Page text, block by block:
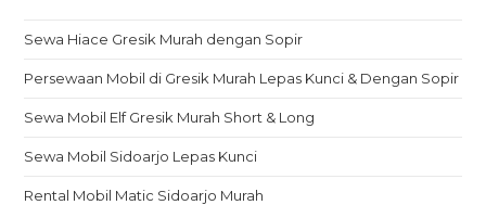
Sewa Hiace Gresik Murah dengan Sopir
Persewaan Mobil di Gresik Murah Lepas Kunci & Dengan Sopir
Sewa Mobil Elf Gresik Murah Short & Long
Sewa Mobil Sidoarjo Lepas Kunci
Rental Mobil Matic Sidoarjo Murah